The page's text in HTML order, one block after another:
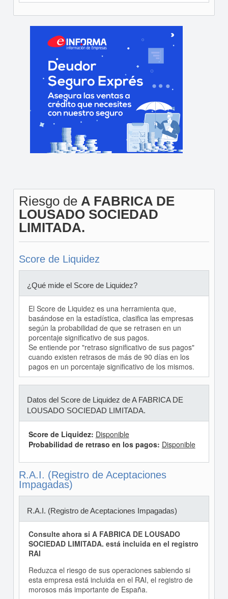
Riesgo de A FABRICA DE
LOUSADO SOCIEDAD
LIMITADA.
Score de Liquidez
¿Qué mide el Score de Liquidez?
El Score de Liquidez es una herramienta que,
basándose en la estadística, clasifica las empresas
según la probabilidad de que se retrasen en un
porcentaje significativo de sus pagos.
Se entiende por "retraso significativo de sus pagos"
cuando existen retrasos de más de 90 días en los
pagos en un porcentaje significativo de los mismos.
Datos del Score de Liquidez de A FABRICA DE
LOUSADO SOCIEDAD LIMITADA.
Score de Liquidez: Disponible
Probabilidad de retraso en los pagos: Disponible
R.A.I. (Registro de Aceptaciones
Impagadas)
R.A.I. (Registro de Aceptaciones Impagadas)
Consulte ahora si A FABRICA DE LOUSADO
SOCIEDAD LIMITADA. está incluida en el registro
RAI
Reduzca el riesgo de sus operaciones sabiendo si
esta empresa está incluida en el RAI, el registro de
morosos más importante de España.